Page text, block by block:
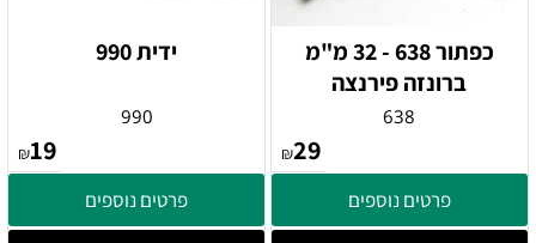
כפתור 638 - 32 מ"מ
ברונזה פירנצה
638
₪29
פרטים נוספים
ידית 990
990
₪19
פרטים נוספים